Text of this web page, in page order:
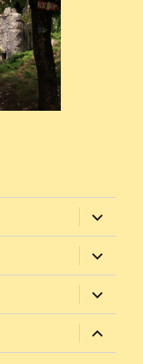
Zobrazit
položky
Zobrazit
položky
Zobrazit
položky
Zobrazit
položky